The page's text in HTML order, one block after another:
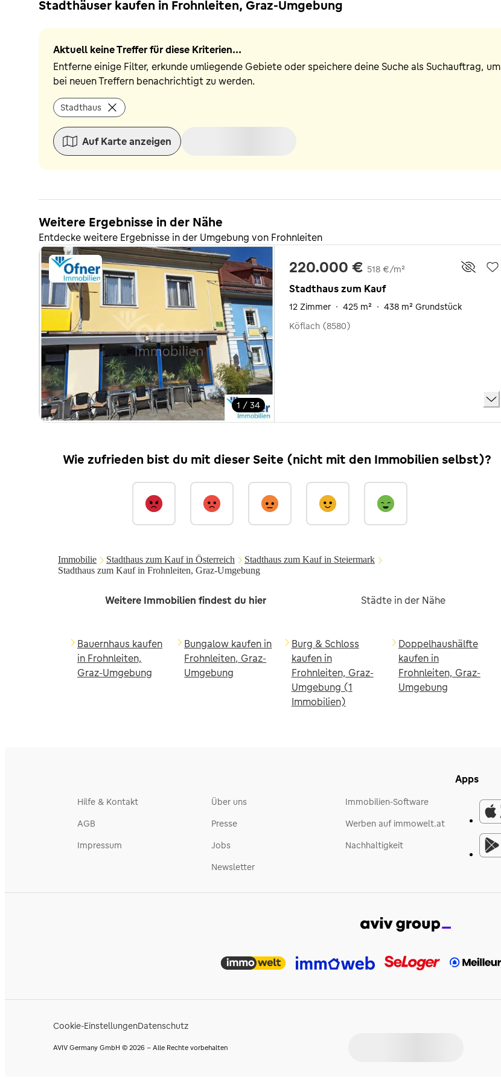
Stadthäuser kaufen in Frohnleiten, Graz-Umgebung
Aktuell keine Treffer für diese Kriterien...
Entferne einige Filter, erkunde umliegende Gebiete oder speichere deine Suche als Suchauftrag, um
bei neuen Treffern benachrichtigt zu werden.
Stadthaus
Auf Karte anzeigen
Weitere Ergebnisse in der Nähe
Entdecke weitere Ergebnisse in der Umgebung von Frohnleiten
1 / 34
220.000 € 518 €/m²
Stadthaus zum Kauf
12 Zimmer · 425 m² · 438 m² Grundstück
Köflach (8580)
Wie zufrieden bist du mit dieser Seite (nicht mit den Immobilien selbst)?
Immobilie Stadthaus zum Kauf in Österreich
Stadthaus zum Kauf in Steiermark
Stadthaus zum Kauf in Frohnleiten, Graz-Umgebung
Weitere Immobilien findest du hier Städte in der Nähe
Bauernhaus kaufen
in Frohnleiten,
Graz-Umgebung
Bungalow kaufen in
Frohnleiten, Graz-
Umgebung
Burg & Schloss
kaufen in
Frohnleiten, Graz-
Umgebung (1
Immobilien)
Doppelhaushälfte
kaufen in
Frohnleiten, Graz-
Umgebung
Hilfe & Kontakt
AGB
Impressum
Über uns
Presse
Jobs
Newsletter
Immobilien-Software
Werben auf immowelt.at
Nachhaltigkeit
Apps
Cookie-EinstellungenDatenschutz
AVIV Germany GmbH © 2026 - Alle Rechte vorbehalten